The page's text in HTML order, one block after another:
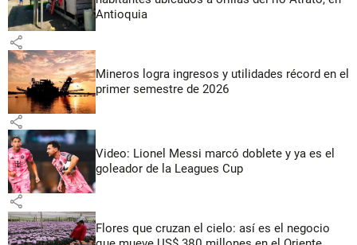
Antioquia
share
Mineros logra ingresos y utilidades récord en el
primer semestre de 2026
share
Video: Lionel Messi marcó doblete y ya es el
goleador de la Leagues Cup
share
Flores que cruzan el cielo: así es el negocio